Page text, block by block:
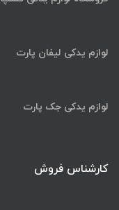
لوازم یدکی لیفان پارت
لوازم یدکی جک پارت
کارشناس فروش